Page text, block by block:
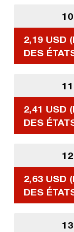
2,19 USD
DES
2,41 USD
DES
2,63 USD
DES